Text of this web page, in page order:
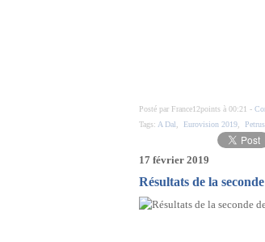
Posté par France12points à 00:21 -
Tags: A Dal Eurovision 2019
17 février 2019
Résultats de la